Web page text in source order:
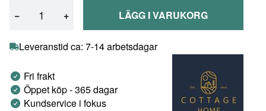
− + LÄGG I VARUKORG
Leveranstid ca: 7-14 arbetsdagar
Fri frakt
Öppet köp - 365 dagar
Kundservice i fokus